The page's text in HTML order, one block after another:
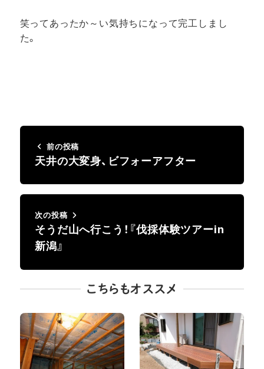
笑ってあったか～い気持ちになって完工しまし
た。
前の投稿
天井の大変身、ビフォーアフター
次の投稿
そうだ山へ行こう！『伐採体験ツアーin
新潟』
こちらもオススメ